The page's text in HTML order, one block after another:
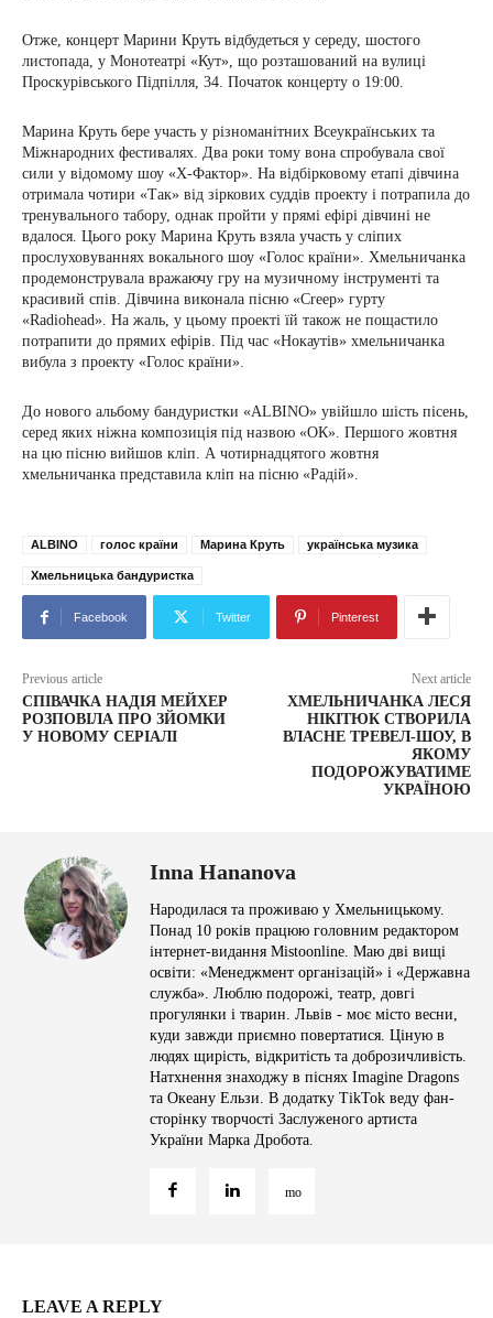
Отже, концерт Марини Круть відбудеться у середу, шостого
листопада, у Монотеатрі «Кут», що розташований на вулиці
Проскурівського Підпілля, 34. Початок концерту о 19:00.
Марина Круть бере участь у різноманітних Всеукраїнських та
Міжнародних фестивалях. Два роки тому вона спробувала свої
сили у відомому шоу «Х-Фактор». На відбірковому етапі дівчина
отримала чотири «Так» від зіркових суддів проекту і потрапила до
тренувального табору, однак пройти у прямі ефірі дівчині не
вдалося. Цього року Марина Круть взяла участь у сліпих
прослуховуваннях вокального шоу «Голос країни». Хмельничанка
продемонструвала вражаючу гру на музичному інструменті та
красивий спів. Дівчина виконала пісню «Creep» гурту
«Radiohead». На жаль, у цьому проекті їй також не пощастило
потрапити до прямих ефірів. Під час «Нокаутів» хмельничанка
вибула з проекту «Голос країни».
До нового альбому бандуристки «ALBINO» увійшло шість пісень,
серед яких ніжна композиція під назвою «ОК». Першого жовтня
на цю пісню вийшов кліп. А чотирнадцятого жовтня
хмельничанка представила кліп на пісню «Радій».
ALBINO голос країни Марина Круть українська музика
Хмельницька бандуристка
Facebook Twitter Pinterest
Previous article
СПІВАЧКА НАДІЯ МЕЙХЕР
РОЗПОВІЛА ПРО ЗЙОМКИ
У НОВОМУ СЕРІАЛІ
Next article
ХМЕЛЬНИЧАНКА ЛЕСЯ
НІКІТЮК СТВОРИЛА
ВЛАСНЕ ТРЕВЕЛ-ШОУ, В
ЯКОМУ
ПОДОРОЖУВАТИМЕ
УКРАЇНОЮ
Inna Hananova
Народилася та проживаю у Хмельницькому.
Понад 10 років працюю головним редактором
інтернет-видання Mistoonline. Маю дві вищі
освіти: «Менеджмент організацій» і «Державна
служба». Люблю подорожі, театр, довгі
прогулянки і тварин. Львів - моє місто весни,
куди завжди приємно повертатися. Ціную в
людях щирість, відкритість та доброзичливість.
Натхнення знаходжу в піснях Imagine Dragons
та Океану Ельзи. В додатку TikTok веду фан-
сторінку творчості Заслуженого артиста
України Марка Дробота.
LEAVE A REPLY